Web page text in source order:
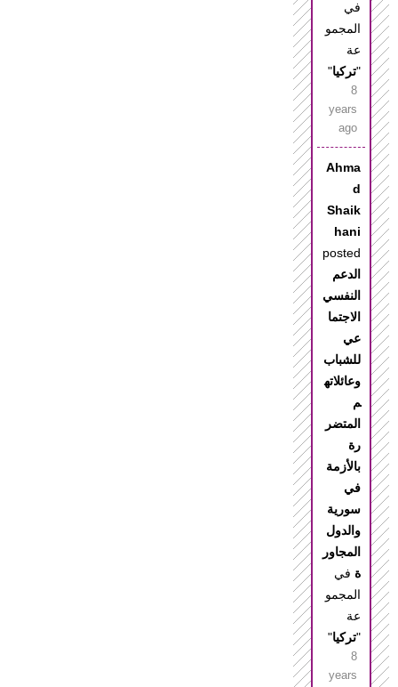
في
المجمو
عة
"تركيا"
8
years
ago
Ahma
d
Shaik
hani
posted
الدعم
النفسي
الاجتما
عي
للشباب
وعائلاته
م
المتضر
رة
بالأزمة
في
سورية
والدول
المجاور
ة في
المجمو
عة
"تركيا"
8
years